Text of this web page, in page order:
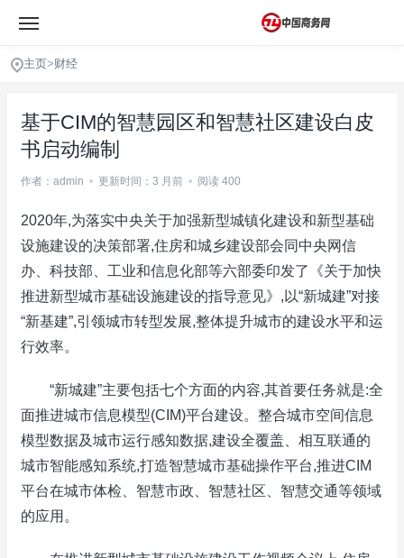
主页>财经
基于CIM的智慧园区和智慧社区建设白皮
书启动编制
作者：admin • 更新时间：3 月前 • 阅读 400
2020年,为落实中央关于加强新型城镇化建设和新型基础
设施建设的决策部署,住房和城乡建设部会同中央网信
办、科技部、工业和信息化部等六部委印发了《关于加快
推进新型城市基础设施建设的指导意见》,以“新城建”对接
“新基建”,引领城市转型发展,整体提升城市的建设水平和运
行效率。
“新城建”主要包括七个方面的内容,其首要任务就是:全
面推进城市信息模型(CIM)平台建设。整合城市空间信息
模型数据及城市运行感知数据,建设全覆盖、相互联通的
城市智能感知系统,打造智慧城市基础操作平台,推进CIM
平台在城市体检、智慧市政、智慧社区、智慧交通等领域
的应用。